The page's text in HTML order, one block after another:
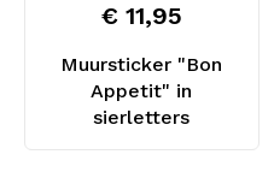
Muursticker "Bon
Appetit" in
sierletters
€ 11,95